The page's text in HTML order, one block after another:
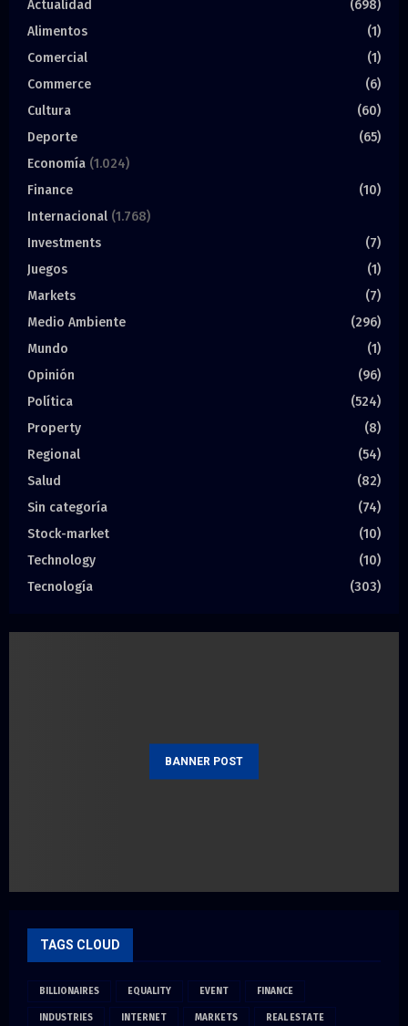
Actualidad
(698)
Alimentos
(1)
Comercial
(1)
Commerce
(6)
Cultura
(60)
Deporte
(65)
Economía (1.024)
Finance
(10)
Internacional (1.768)
Investments
(7)
Juegos
(1)
Markets
(7)
Medio Ambiente
(296)
Mundo
(1)
Opinión
(96)
Política
(524)
Property
(8)
Regional
(54)
Salud
(82)
Sin categoría
(74)
Stock-market
(10)
Technology
(10)
Tecnología
(303)
BANNER POST
TAGS CLOUD
BILLIONAIRES EQUALITY EVENT FINANCE
INDUSTRIES INTERNET MARKETS REAL ESTATE